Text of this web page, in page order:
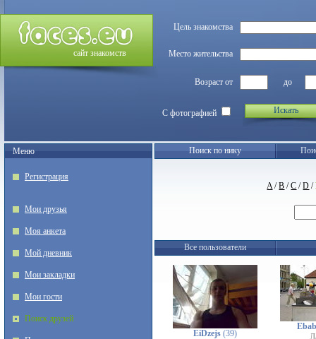
сайт знакомств
Цель знакомства
Место жительства
Возраст от до
С фотографией Искать
Меню
Регистрация
Мои друзья
Моя анкета
Мой дневник
Мои закладки
Мои гости
Поиск друзей
Поиск по нику
A/B /C /D /
Все пользователи
EiDzejs (39)